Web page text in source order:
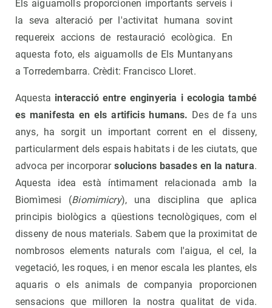
Els aiguamolls proporcionen importants serveis i
la seva alteració per l'activitat humana sovint
requereix accions de restauració ecològica. En
aquesta foto, els aiguamolls de Els Muntanyans
a Torredembarra. Crèdit: Francisco Lloret.
Aquesta interacció entre enginyeria i ecologia també
es manifesta en els artificis humans. Des de fa uns
anys, ha sorgit un important corrent en el disseny,
particularment dels espais habitats i de les ciutats, que
advoca per incorporarsolucions basades en la natura.
Aquesta idea està íntimament relacionada amb la
Biomìmesi (Biomimicry), una disciplina que aplica
principis biològics a qüestions tecnològiques, com el
disseny de nous materials. Sabem que la proximitat de
nombrosos elements naturals com l'aigua, el cel, la
vegetació, les roques, i en menor escala les plantes, els
aquaris o els animals de companyia proporcionen
sensacions que milloren la nostra qualitat de vida.